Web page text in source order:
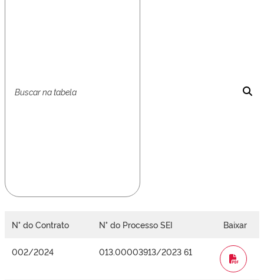
N° do Contrato N° do Processo SEI Baixar
002/2024 013.00003913/2023 61
WORD